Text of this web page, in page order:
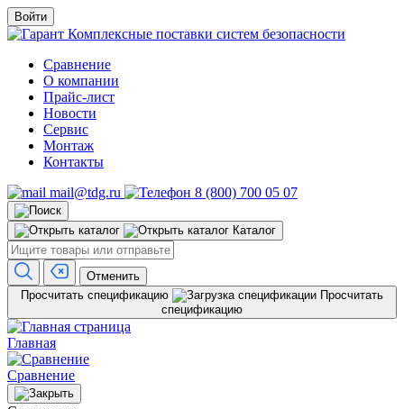
Войти
Комплексные поставки систем безопасности
Сравнение
О компании
Прайс-лист
Новости
Сервис
Монтаж
Контакты
mail@tdg.ru
8 (800) 700 05 07
Каталог
Отменить
Просчитать спецификацию
Просчитать
спецификацию
Главная
Сравнение